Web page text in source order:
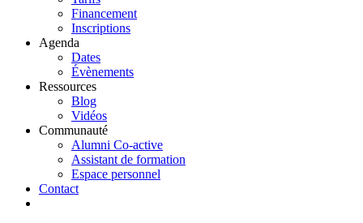
Financement
Inscriptions
Agenda
Dates
Évènements
Ressources
Blog
Vidéos
Communauté
Alumni Co-active
Assistant de formation
Espace personnel
Contact